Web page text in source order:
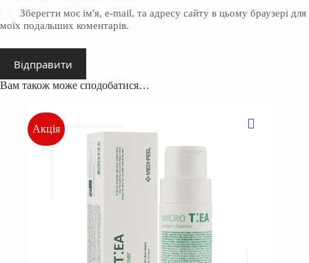
Зберегти моє ім'я, e-mail, та адресу сайту в цьому браузері для
моїх подальших коментарів.
Відправити
Вам також може сподобатися…
Акція